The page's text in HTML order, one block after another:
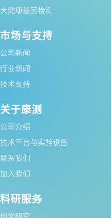
大健康基因检测
市场与支持
公司新闻
行业新闻
技术支持
关于康测
公司介绍
技术平台与实验设备
联系我们
加入我们
科研服务
组学研究